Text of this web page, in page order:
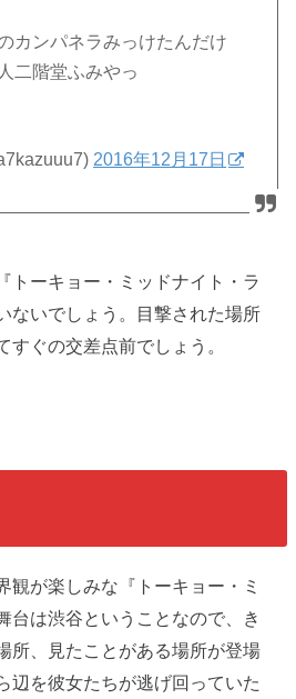
カンパネラみっけたんだけ
二階堂ふみやっ
2016年12月17日
トーキョー・ミッドナイト・ラ
ないでしょう。目撃された場所
すぐの交差点前でしょう。
観が楽しみな『トーキョー・ミ
台は渋谷ということなので、き
所、見たことがある場所が登場
辺を彼女たちが逃げ回っていた